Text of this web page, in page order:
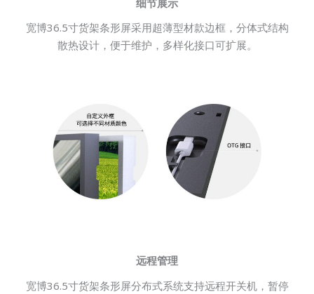
宽博36.5寸货架条形屏采用超薄型材款边框，分体式结构
散热设计，便于维护，多样化接口可扩展。
远程管理
宽博36.5寸货架条形屏分布式系统支持远程开关机，暂停